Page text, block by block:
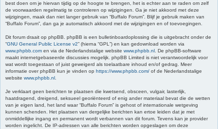
best doen om je hiervan tijdig op de hoogte te brengen, het is echter aan te raden om zelf
de voorwaarden regelmatig te controleren op wijzigingen. Ga je niet akkoord met deze
wijzigingen, maak dan niet langer gebruik van “Buffalo Forum”. Blijf je gebruik maken van
“Buffalo Forum”, dan ga je automatisch akkoord met de wijzigingen en of toevoegingen.
Dit forum draait op phpBB. phpBB is een bulletinboardoplossing die is uitgebracht onder de
“GNU General Public License v2” (hierna “GPL”) en kan gedownload worden via
www.phpbb.com en via de Nederlandstalige website www.phpbb.nl . De phpBB-software
maakt internetgebaseerde discussies mogelijk. phpBB Limited is niet verantwoordelijk voor
wat wordt toegestaan of juist geweigerd als toelaatbare inhoud en/of gedrag. Meer
informatie over phpBB kun je vinden op https://www.phpbb.com/ of de Nederlandstalige
website www.phpbb.nl
Je verklaart geen berichten te plaatsen die kwetsend, obsceen, vulgair, lasterlijk,
haatdragend, dreigend, seksueel georiënteerd of enig ander materiaal bevat die de wetten
van je eigen land, het land waar “Buffalo Forum” is gehost of internationale wetgeving
kunnen schenden. Het plaatsen van dergelijke berichten kan ertoe leiden dat je met
onmiddellijke ingang en permanent wordt verbannen van dit forum. Tevens kan je provider
worden ingelicht. De IP-adressen van alle berichten worden opgeslagen om deze